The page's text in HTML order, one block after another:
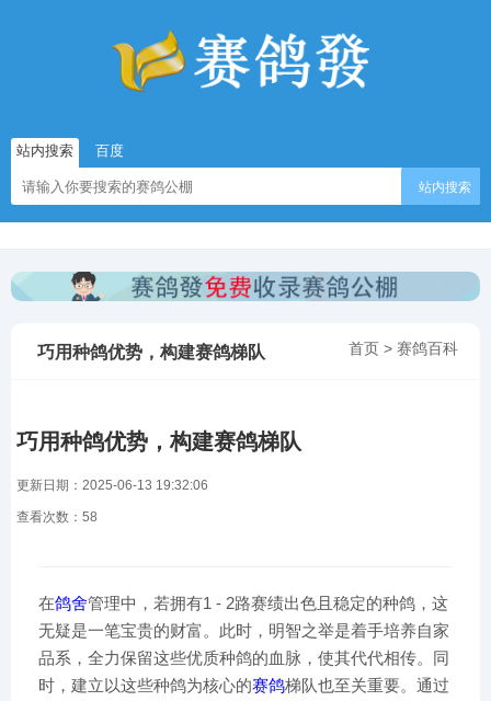
站内搜索 百度
站内搜索
首页 > 赛鸽百科
巧用种鸽优势，构建赛鸽梯队
巧用种鸽优势，构建赛鸽梯队
更新日期：2025-06-13 19:32:06
查看次数： 58
在鸽舍管理中，若拥有1 - 2路赛绩出色且稳定的种鸽，这
无疑是一笔宝贵的财富。此时，明智之举是着手培养自家
品系，全力保留这些优质种鸽的血脉，使其代代相传。同
时，建立以这些种鸽为核心的赛鸽梯队也至关重要。通过